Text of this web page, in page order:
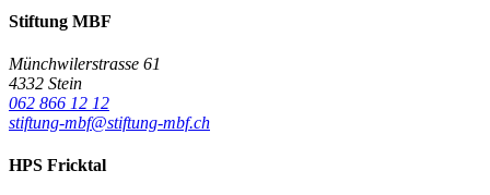
Stiftung MBF
Münchwilerstrasse 61
4332 Stein
062 866 12 12
stiftung-mbf@stiftung-mbf.ch
HPS Fricktal